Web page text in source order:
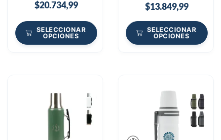
$20.734,99
SELECCIONAR
OPCIONES
$13.849,99
SELECCIONAR
OPCIONES